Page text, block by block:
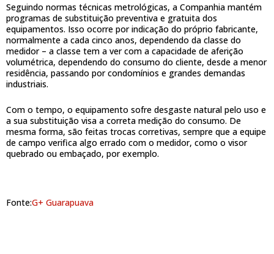
Seguindo normas técnicas metrológicas, a Companhia mantém
programas de substituição preventiva e gratuita dos
equipamentos. Isso ocorre por indicação do próprio fabricante,
normalmente a cada cinco anos, dependendo da classe do
medidor – a classe tem a ver com a capacidade de aferição
volumétrica, dependendo do consumo do cliente, desde a menor
residência, passando por condomínios e grandes demandas
industriais.
Com o tempo, o equipamento sofre desgaste natural pelo uso e
a sua substituição visa a correta medição do consumo. De
mesma forma, são feitas trocas corretivas, sempre que a equipe
de campo verifica algo errado com o medidor, como o visor
quebrado ou embaçado, por exemplo.
Fonte:G+ Guarapuava